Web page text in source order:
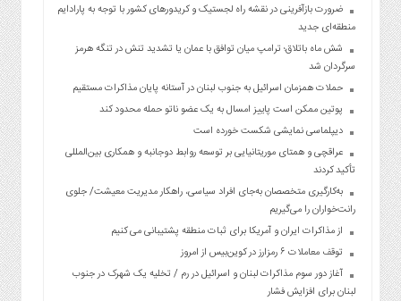
ضرورت بازآفرینی در نقشه راه لجستیک و کریدورهای کشور با توجه به پارادایم
منطقه‌ای جدید
شش ماه باتلاق؛ ترامپ میان توافق با عمان یا تشدید تنش در تنگه هرمز
سرگردان شد
حملات همزمان اسرائیل به جنوب لبنان در آستانه پایان مذاکرات مستقیم
پوتین ممکن است پاییز امسال به یک عضو ناتو حمله محدود کند
دیپلماسی نمایشی شکست خورده است
عراقچی و همتای موریتانیایی بر توسعه روابط دوجانبه و همکاری بین‌المللی
تأکید کردند
به‌کارگیری متخصصان به‌جای افراد سیاسی، راهکار مدیریت معیشت/ جلوی
رانت‌خواران را می‌گیریم
از مذاکرات ایران و آمریکا برای ثبات منطقه پشتیبانی می کنیم
توقف معاملات ۶ رمزارز در کوین‌بیس از امروز
آغاز دور سوم مذاکرات لبنان و اسرائیل در رم / تخلیه یک شهرک در جنوب
لبنان برای افزایش فشار